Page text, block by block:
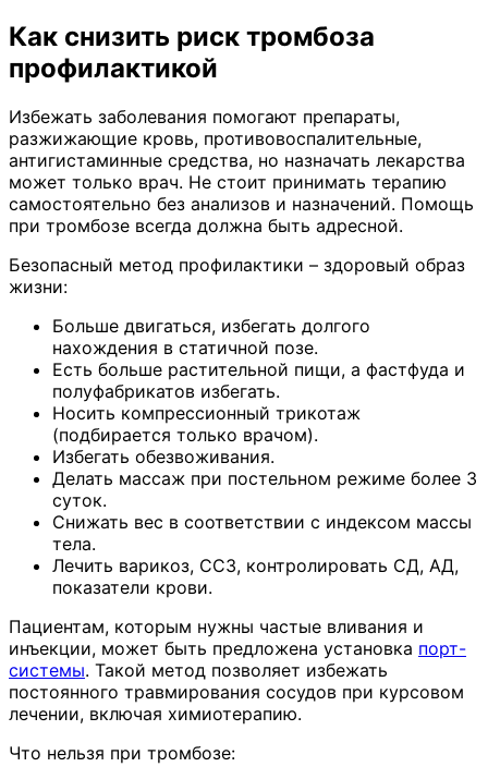
Как снизить риск тромбоза
профилактикой
Избежать заболевания помогают препараты,
разжижающие кровь, противовоспалительные,
антигистаминные средства, но назначать лекарства
может только врач. Не стоит принимать терапию
самостоятельно без анализов и назначений. Помощь
при тромбозе всегда должна быть адресной.
Безопасный метод профилактики – здоровый образ
жизни:
Больше двигаться, избегать долгого
нахождения в статичной позе.
Есть больше растительной пищи, а фастфуда и
полуфабрикатов избегать.
Носить компрессионный трикотаж
(подбирается только врачом).
Избегать обезвоживания.
Делать массаж при постельном режиме более 3
суток.
Снижать вес в соответствии с индексом массы
тела.
Лечить варикоз, ССЗ, контролировать СД, АД,
показатели крови.
Пациентам, которым нужны частые вливания и
инъекции, может быть предложена установка порт-
системы. Такой метод позволяет избежать
постоянного травмирования сосудов при курсовом
лечении, включая химиотерапию.
Что нельзя при тромбозе: